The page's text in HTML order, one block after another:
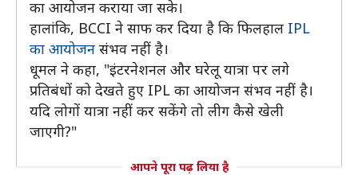
का आयोजन कराया जा सके।
हालांकि, BCCI ने साफ कर दिया है कि फिलहाल IPL
का आयोजन संभव नहीं है।
धूमल ने कहा, "इंटरनेशनल और घरेलू यात्रा पर लगे
प्रतिबंधों को देखते हुए IPL का आयोजन संभव नहीं है।
यदि लोगों यात्रा नहीं कर सकेंगे तो लीग कैसे खेली
जाएगी?"
आपने पूरा पढ़ लिया है